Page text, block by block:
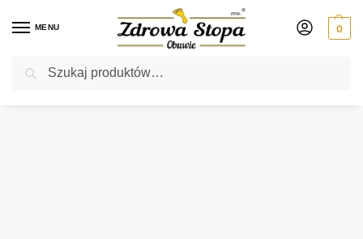
MENU 0
Rabat ⚡ 5% kod: ZDROWASTOPA (na obuwie poza promocją)